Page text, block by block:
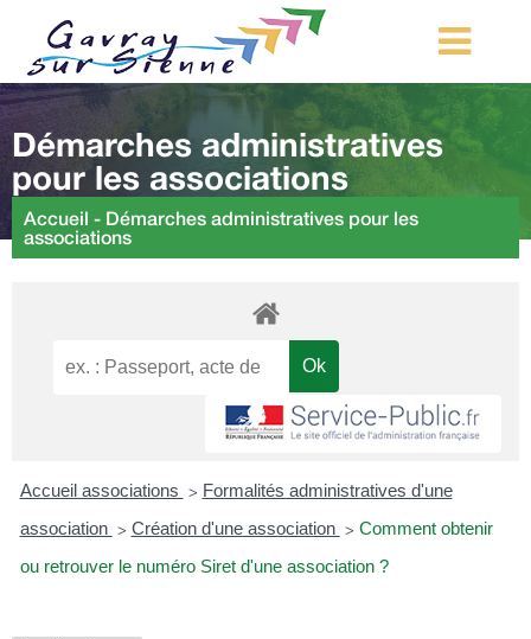
MA COMMUNE
MON QUOTIDIEN
LOISIRS ET TOURISME
MES DÉMARCHES
CONTACT
Démarches d’urbanisme
Démarches administratives
pour les associations
Accueil - Démarches administratives pour les
associations
Accueil associations > Formalités administratives d'une
association > Création d'une association > Comment obtenir
ou retrouver le numéro Siret d'une association ?